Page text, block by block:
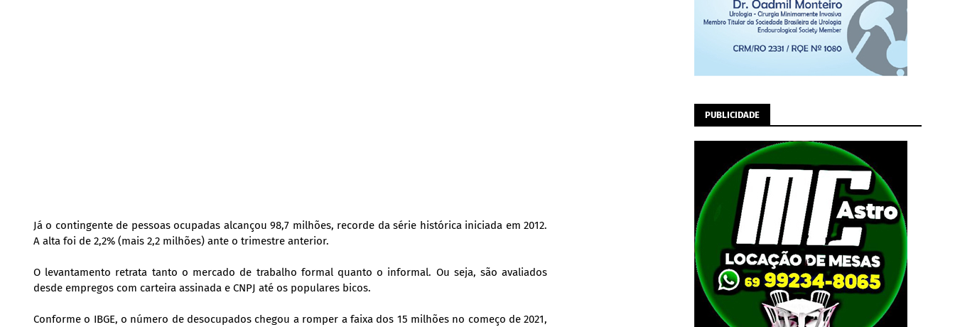
Já o contingente de pessoas ocupadas alcançou 98,7 milhões, recorde da série histórica iniciada em 2012.
A alta foi de 2,2% (mais 2,2 milhões) ante o trimestre anterior.
O levantamento retrata tanto o mercado de trabalho formal quanto o informal. Ou seja, são avaliados
desde empregos com carteira assinada e CNPJ até os populares bicos.
Conforme o IBGE, o número de desocupados chegou a romper a faixa dos 15 milhões no começo de 2021,
PUBLICIDADE